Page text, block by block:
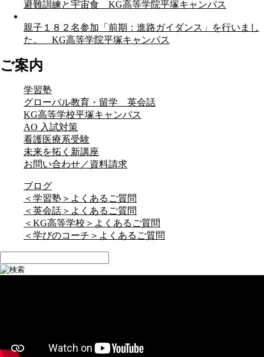
避難訓練と宇宙食 KG高等学院平塚キャンパス
親子１８２名参加「前期：進路ガイダンス」を行いまし
た。 KG高等学院平塚キャンパス
ご案内
学習塾
グローバル教育・留学 英会話
KG高等学校平塚キャンパス
AO 入試対策
看護医療系受験
未来を拓く新講座
お問い合わせ／資料請求
ブログ
＜学習塾＞よくあるご質問
＜英会話＞よくあるご質問
＜KG高等学校＞よくあるご質問
＜学びのコーチ＞よくあるご質問